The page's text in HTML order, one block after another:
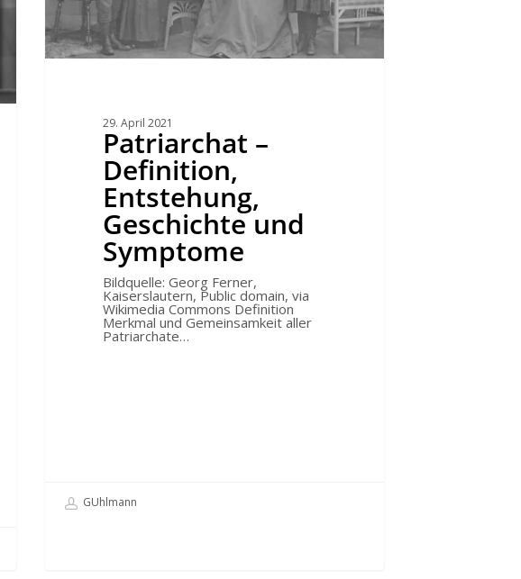
29. April 2021
Patriarchat –
Definition,
Entstehung,
Geschichte und
Symptome
Bildquelle: Georg Ferner,
Kaiserslautern, Public domain, via
Wikimedia Commons Definition
Merkmal und Gemeinsamkeit aller
Patriarchate…
GUhlmann